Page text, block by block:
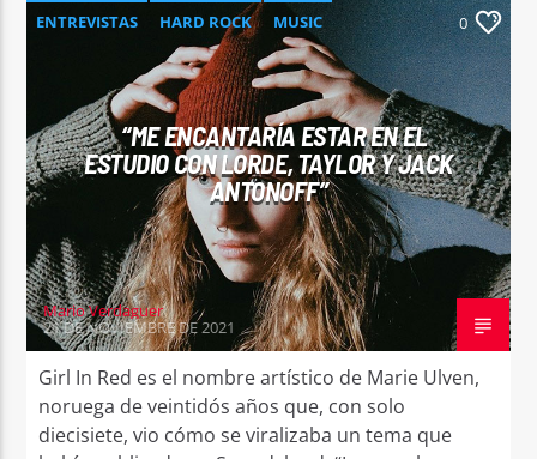
ENTREVISTAS HARD ROCK
MUSIC
0
“ME ENCANTARÍA ESTAR EN EL
ESTUDIO CON LORDE, TAYLOR Y JACK
ANTONOFF”
Mario Verdaguer
21 DE NOVIEMBRE DE 2021
Girl In Red es el nombre artístico de Marie Ulven,
noruega de veintidós años que, con solo
diecisiete, vio cómo se viralizaba un tema que